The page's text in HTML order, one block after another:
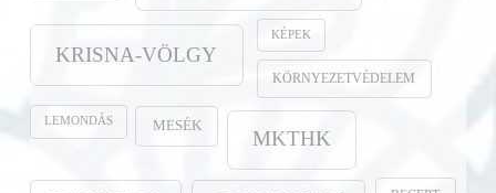
KRISNA-VÖLGY
KÉPEK
KÖRNYEZETVÉDELEM
LEMONDÁS MESÉK
MKTHK